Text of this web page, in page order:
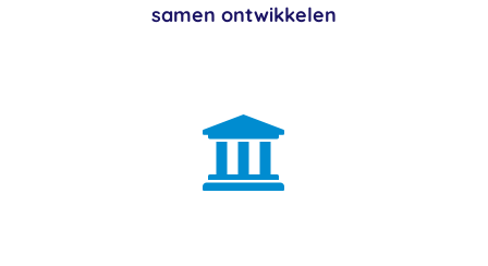
samen ontwikkelen
